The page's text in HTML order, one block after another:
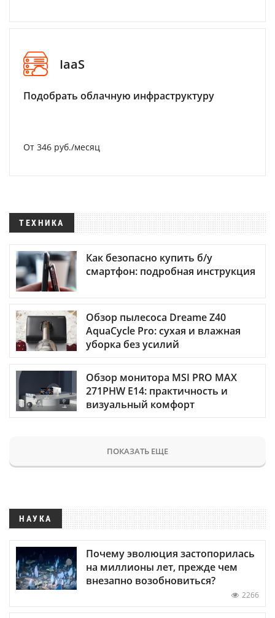
IaaS
Подобрать облачную инфраструктуру
От 346 руб./месяц
ТЕХНИКА
Как безопасно купить б/у
смартфон: подробная инструкция
Обзор пылесоса Dreame Z40
AquaCycle Pro: сухая и влажная
уборка без усилий
Обзор монитора MSI PRO MAX
271PHW E14: практичность и
визуальный комфорт
ПОКАЗАТЬ ЕЩЕ
НАУКА
Почему эволюция застопорилась
на миллионы лет, прежде чем
внезапно возобновиться?
2266